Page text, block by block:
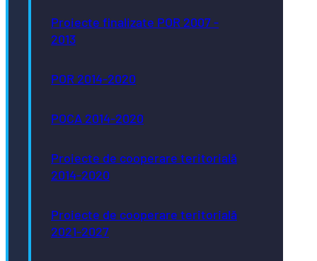
Proiecte finalizate POR 2007 -
2013
POR 2014-2020
POCA 2014-2020
Proiecte de cooperare teritorială
2014-2020
Proiecte de cooperare teritorială
2021-2027